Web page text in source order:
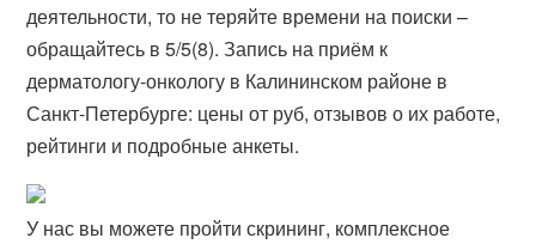
деятельности, то не теряйте времени на поиски –
обращайтесь в 5/5(8). Запись на приём к
дерматологу-онкологу в Калининском районе в
Санкт-Петербурге: цены от руб, отзывов о их работе,
рейтинги и подробные анкеты.
У нас вы можете пройти скрининг, комплексное